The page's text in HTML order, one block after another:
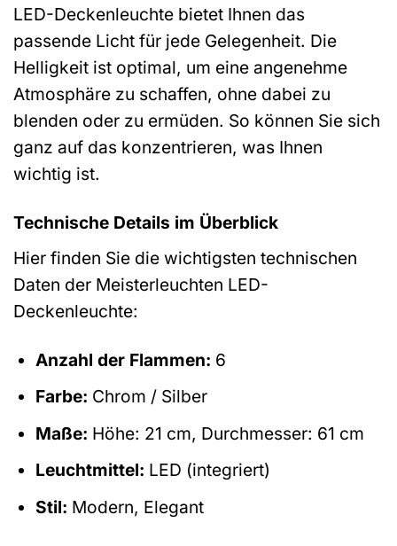
LED-Deckenleuchte bietet Ihnen das
passende Licht für jede Gelegenheit. Die
Helligkeit ist optimal, um eine angenehme
Atmosphäre zu schaffen, ohne dabei zu
blenden oder zu ermüden. So können Sie sich
ganz auf das konzentrieren, was Ihnen
wichtig ist.
Technische Details im Überblick
Hier finden Sie die wichtigsten technischen
Daten der Meisterleuchten LED-
Deckenleuchte:
Anzahl der Flammen: 6
Farbe: Chrom / Silber
Maße: Höhe: 21 cm, Durchmesser: 61 cm
Leuchtmittel: LED (integriert)
Stil: Modern, Elegant